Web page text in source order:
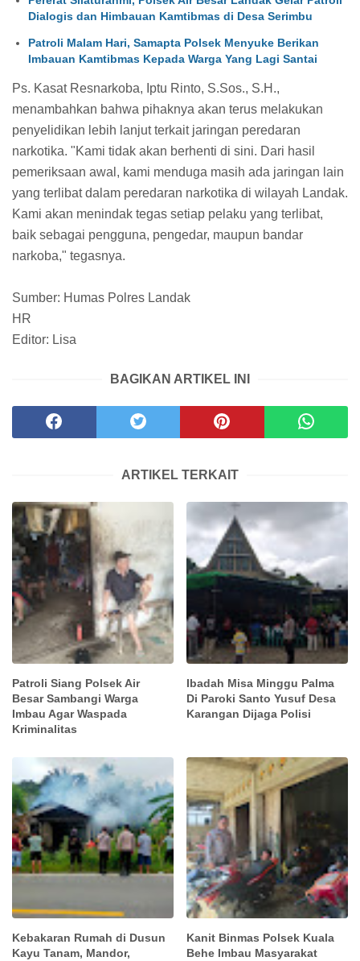
Dialogis dan Himbauan Kamtibmas di Desa Serimbu
Patroli Malam Hari, Samapta Polsek Menyuke Berikan
Imbauan Kamtibmas Kepada Warga Yang Lagi Santai
Ps. Kasat Resnarkoba, Iptu Rinto, S.Sos., S.H.,
menambahkan bahwa pihaknya akan terus melakukan
penyelidikan lebih lanjut terkait jaringan peredaran
narkotika. "Kami tidak akan berhenti di sini. Dari hasil
pemeriksaan awal, kami menduga masih ada jaringan lain
yang terlibat dalam peredaran narkotika di wilayah Landak.
Kami akan menindak tegas setiap pelaku yang terlibat,
baik sebagai pengguna, pengedar, maupun bandar
narkoba," tegasnya.
Sumber: Humas Polres Landak
HR
Editor: Lisa
BAGIKAN ARTIKEL INI
ARTIKEL TERKAIT
Patroli Siang Polsek Air
Besar Sambangi Warga
Imbau Agar Waspada
Kriminalitas
Ibadah Misa Minggu Palma
Di Paroki Santo Yusuf Desa
Karangan Dijaga Polisi
Kebakaran Rumah di Dusun
Kayu Tanam, Mandor,
Kanit Binmas Polsek Kuala
Behe Imbau Masyarakat